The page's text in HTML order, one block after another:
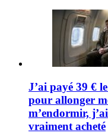
J’ai payé 39 €
pour allonger
m’endormir,
vraiment acheté